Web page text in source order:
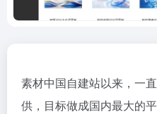
素材中国自建站以来，一
供，目标做成国内最大的